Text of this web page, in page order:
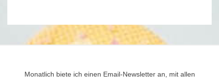
Monatlich biete ich einen Email-Newsletter an, mit allen